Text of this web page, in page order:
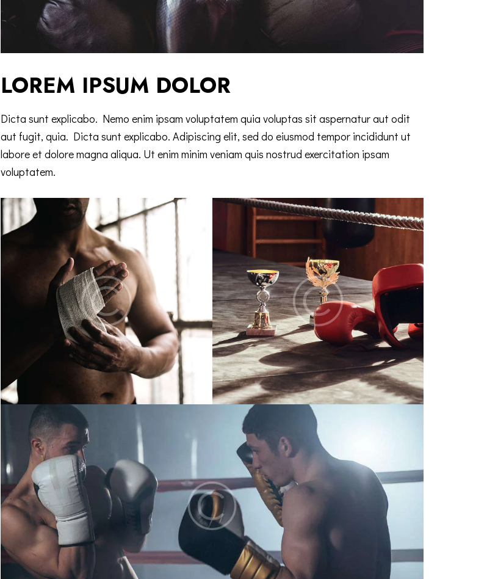
LOREM IPSUM DOLOR
Dicta sunt explicabo. Nemo enim ipsam voluptatem quia voluptas sit aspernatur aut odit
aut fugit, quia. Dicta sunt explicabo. Adipiscing elit, sed do eiusmod tempor incididunt ut
labore et dolore magna aliqua. Ut enim minim veniam quis nostrud exercitation ipsam
voluptatem.